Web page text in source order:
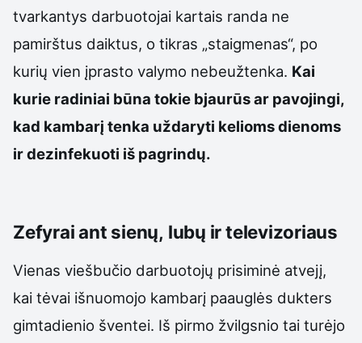
tvarkantys darbuotojai kartais randa ne
pamirštus daiktus, o tikras „staigmenas“, po
kurių vien įprasto valymo nebeužtenka. Kai
kurie radiniai būna tokie bjaurūs ar pavojingi,
kad kambarį tenka uždaryti kelioms dienoms
ir dezinfekuoti iš pagrindų.
Zefyrai ant sienų, lubų ir televizoriaus
Vienas viešbučio darbuotojų prisiminė atvejį,
kai tėvai išnuomojo kambarį paauglės dukters
gimtadienio šventei. Iš pirmo žvilgsnio tai turėjo